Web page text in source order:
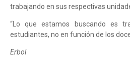
trabajando en sus respectivas
“Lo que estamos buscando es
estudiantes, no en función de los
Erbol